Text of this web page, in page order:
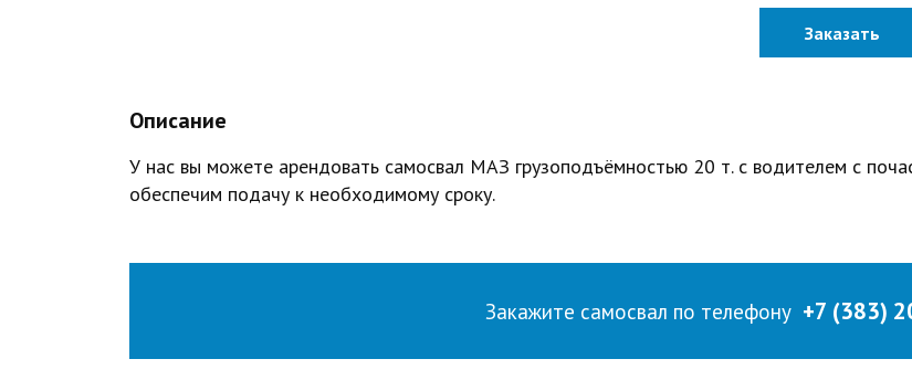
Заказать
Описание
У нас вы можете арендовать самосвал МАЗ грузоподъёмностью 20 т. с водителем с
обеспечим подачу к необходимому сроку.
Закажите самосвал по телефону +7 (383)